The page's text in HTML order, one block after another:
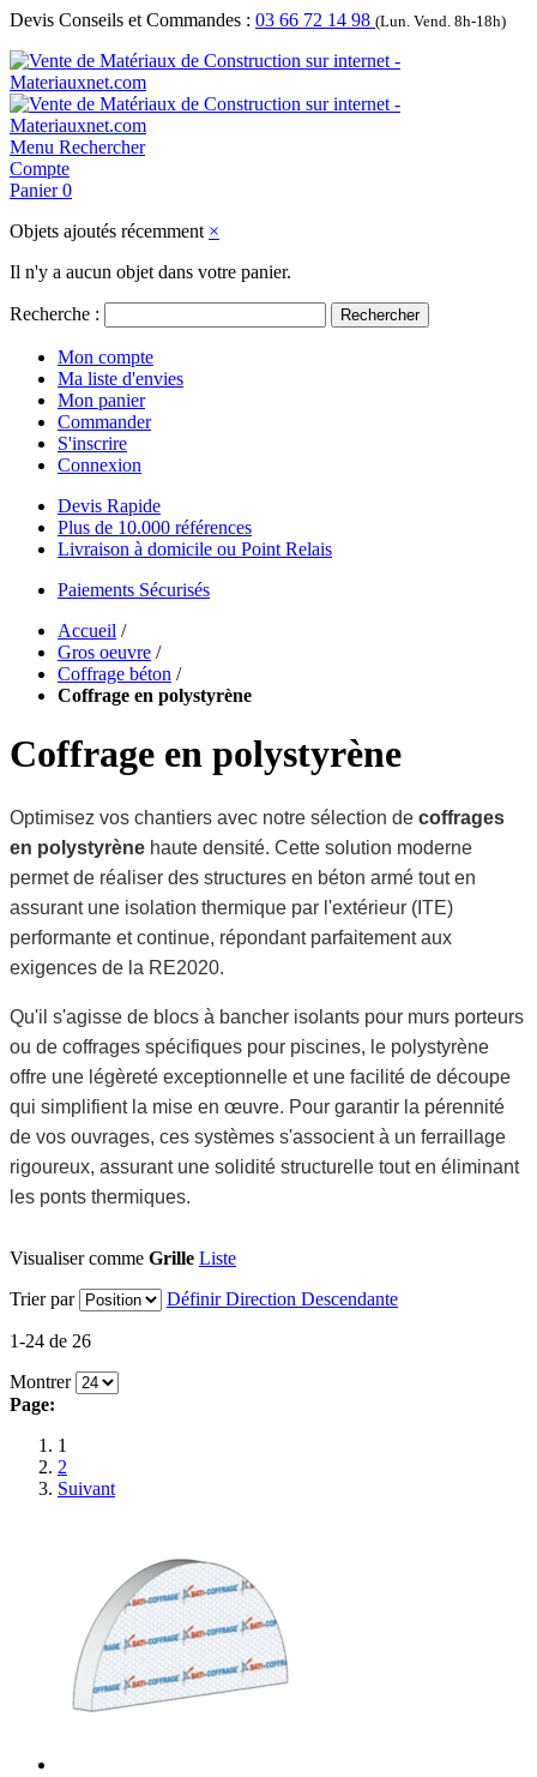
Devis Conseils et Commandes : 03 66 72 14 98 (Lun. Vend. 8h-18h)
Menu Rechercher
Compte
Panier 0
Objets ajoutés récemment ×
Il n'y a aucun objet dans votre panier.
Recherche : Rechercher
Mon compte
Ma liste d'envies
Mon panier
Commander
S'inscrire
Connexion
Devis Rapide
Plus de 10.000 références
Livraison à domicile ou Point Relais
Paiements Sécurisés
Accueil /
Gros oeuvre /
Coffrage béton /
Coffrage en polystyrène
Coffrage en polystyrène
Optimisez vos chantiers avec notre sélection de coffrages
en polystyrène haute densité. Cette solution moderne
permet de réaliser des structures en béton armé tout en
assurant une isolation thermique par l'extérieur (ITE)
performante et continue, répondant parfaitement aux
exigences de la RE2020.
Qu'il s'agisse de blocs à bancher isolants pour murs porteurs
ou de coffrages spécifiques pour piscines, le polystyrène
offre une légèreté exceptionnelle et une facilité de découpe
qui simplifient la mise en œuvre. Pour garantir la pérennité
de vos ouvrages, ces systèmes s'associent à un ferraillage
rigoureux, assurant une solidité structurelle tout en éliminant
les ponts thermiques.
Visualiser comme Grille Liste
Trier par
Définir Direction Descendante
1-24 de 26
Montrer
Page:
1
2
Suivant